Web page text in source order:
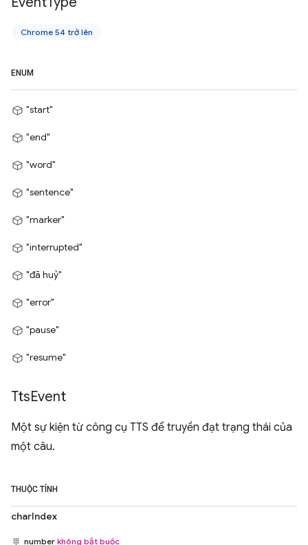
Chrome 54 trở lên
ENUM
"start"
"end"
"word"
"sentence"
"marker"
"interrupted"
"đã huỷ"
"error"
"pause"
"resume"
TtsEvent
Một sự kiện từ công cụ TTS để truyền đạt trạng thái của
một câu.
THUỘC TÍNH
charIndex
number không bắt buộc